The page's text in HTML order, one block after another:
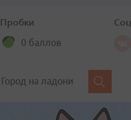
Пробки
0 баллов
Город на ладони